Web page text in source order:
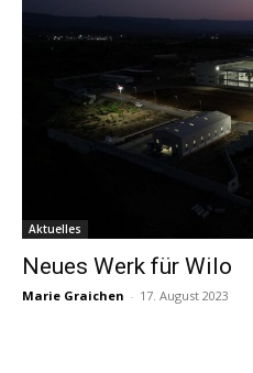
Aktuelles
Neues Werk für Wilo
Marie Graichen - 17. August 2023